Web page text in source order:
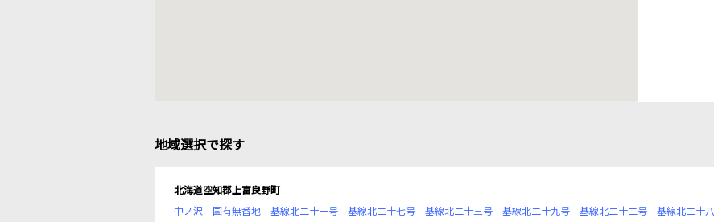
地域選択で探す
北海道空知郡上富良野町
中ノ沢
国有無番地 基線北二十一号 基線北二十七号 基線北二十三号 基線北二十九号 基線北二十二号 基線北二十